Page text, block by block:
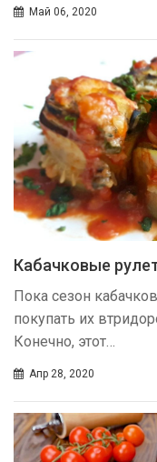
Май 06, 2020
Кабачковые
Пока сезон
покупать их
Конечно, этот…
Апр 28, 2020